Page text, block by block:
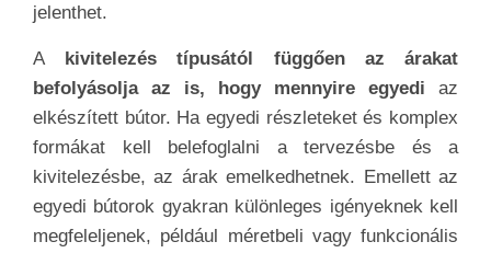
jelenthet.
A kivitelezés típusától függően az árakat
befolyásolja az is, hogy mennyire egyedi az
elkészített bútor. Ha egyedi részleteket és komplex
formákat kell belefoglalni a tervezésbe és a
kivitelezésbe, az árak emelkedhetnek. Emellett az
egyedi bútorok gyakran különleges igényeknek kell
megfeleljenek, például méretbeli vagy funkcionális